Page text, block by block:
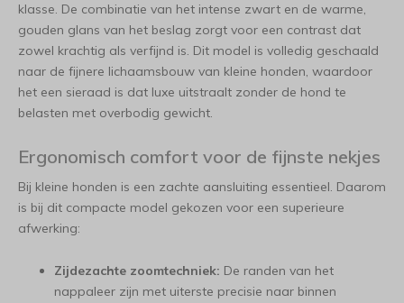
klasse. De combinatie van het intense zwart en de warme,
gouden glans van het beslag zorgt voor een contrast dat
zowel krachtig als verfijnd is. Dit model is volledig geschaald
naar de fijnere lichaamsbouw van kleine honden, waardoor
het een sieraad is dat luxe uitstraalt zonder de hond te
belasten met overbodig gewicht.
Ergonomisch comfort voor de fijnste nekjes
Bij kleine honden is een zachte aansluiting essentieel. Daarom
is bij dit compacte model gekozen voor een superieure
afwerking:
Zijdezachte zoomtechniek: De randen van het
nappaleer zijn met uiterste precisie naar binnen